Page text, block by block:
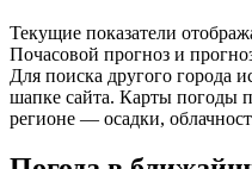
Текущие показатели
Почасовой прогноз и
Для поиска другого города
шапке сайта. Карты погоды
регионе — осадки,